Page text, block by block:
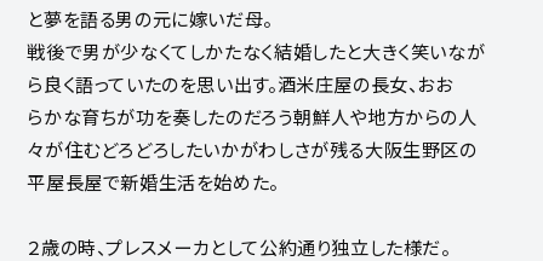
と夢を語る男の元に嫁いだ母。
戦後で男が少なくてしかたなく結婚したと大きく笑いなが
ら良く語っていたのを思い出す。酒米庄屋の長女、おお
らかな育ちが功を奏したのだろう朝鮮人や地方からの人
々が住むどろどろしたいかがわしさが残る大阪生野区の
平屋長屋で新婚生活を始めた。
２歳の時、プレスメーカとして公約通り独立した様だ。